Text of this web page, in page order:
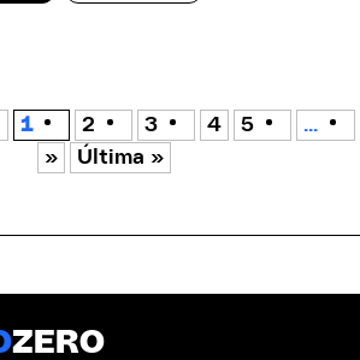
1 2 3 4 5
...
»
Última »
ZERO